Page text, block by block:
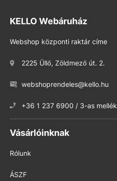
KELLO Webáruház
Webshop központi raktár címe
2225 Üllő, Zöldmező út. 2.
webshoprendeles@kello.hu
+36 1 237 6900 / 3-as mellék
Vásárlóinknak
Rólunk
ÁSZF